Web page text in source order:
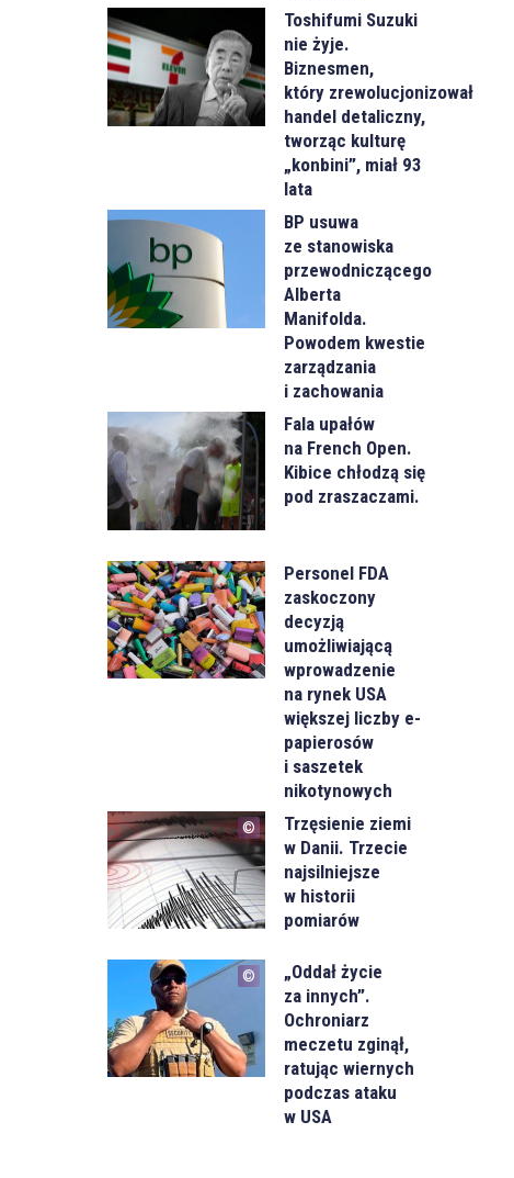
Toshifumi Suzuki
nie żyje.
Biznesmen,
który zrewolucjonizował
handel detaliczny,
tworząc kulturę
„konbini”, miał 93
lata
BP usuwa
ze stanowiska
przewodniczącego
Alberta
Manifolda.
Powodem kwestie
zarządzania
i zachowania
Fala upałów
na French Open.
Kibice chłodzą się
pod zraszaczami.
Personel FDA
zaskoczony
decyzją
umożliwiającą
wprowadzenie
na rynek USA
większej liczby e-
papierosów
i saszetek
nikotynowych
Trzęsienie ziemi
w Danii. Trzecie
najsilniejsze
w historii
pomiarów
„Oddał życie
za innych”.
Ochroniarz
meczetu zginął,
ratując wiernych
podczas ataku
w USA